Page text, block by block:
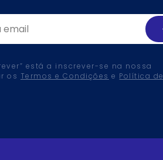
está a inscrever-se na nossa
os Termos e Condições e Política de